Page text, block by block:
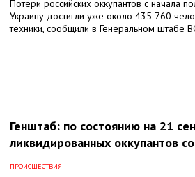
Потери российских оккупантов с начала
Украину достигли уже около 435 760
техники, сообщили в Генеральном штабе
Генштаб: по состоянию на 21
ликвидированных оккупантов
ПРОИСШЕСТВИЯ